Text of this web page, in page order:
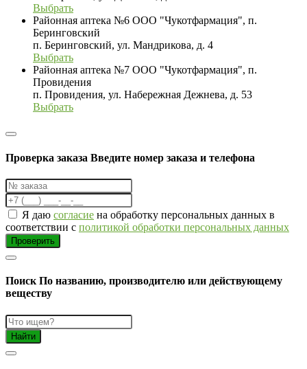
Выбрать
Районная аптека №6 ООО "Чукотфармация", п.
Беринговский
п. Беринговский, ул. Мандрикова, д. 4
Выбрать
Районная аптека №7 ООО "Чукотфармация", п.
Провидения
п. Провидения, ул. Набережная Дежнева, д. 53
Выбрать
Проверка заказа Введите номер заказа и телефона
Я даю согласие на обработку персональных данных в
соответствии с политикой обработки персональных данных
Проверить
Поиск По названию, производителю или действующему
веществу
Найти